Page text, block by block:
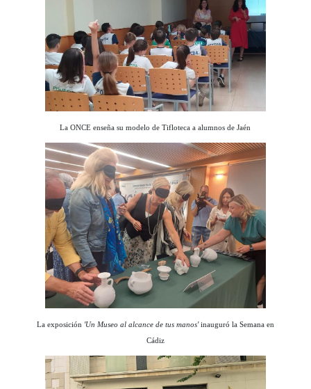
La ONCE enseña su modelo de Tifloteca a alumnos de Jaén
La exposición 'Un Museo al alcance de tus manos'inauguró la Semana en
Cádiz